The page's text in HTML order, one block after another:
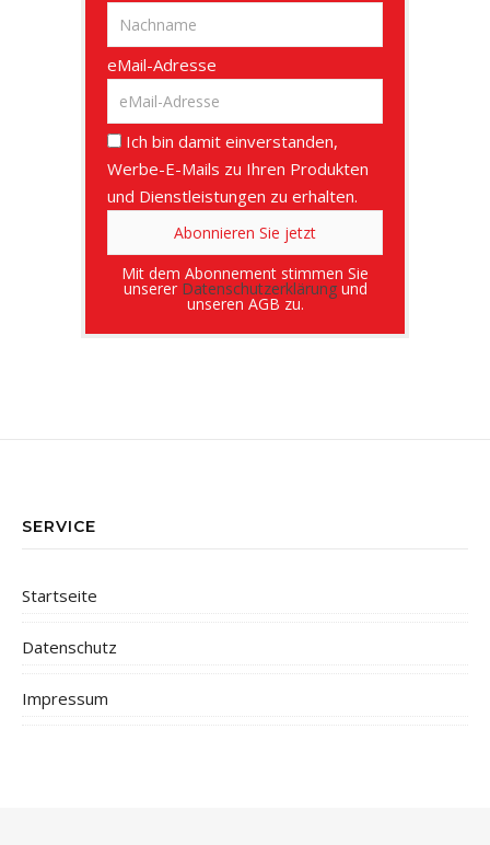
eMail-Adresse
Ich bin damit einverstanden,
Werbe-E-Mails zu Ihren Produkten
und Dienstleistungen zu erhalten.
Mit dem Abonnement stimmen Sie
unserer Datenschutzerklärungund
unseren AGB zu.
SERVICE
Startseite
Datenschutz
Impressum